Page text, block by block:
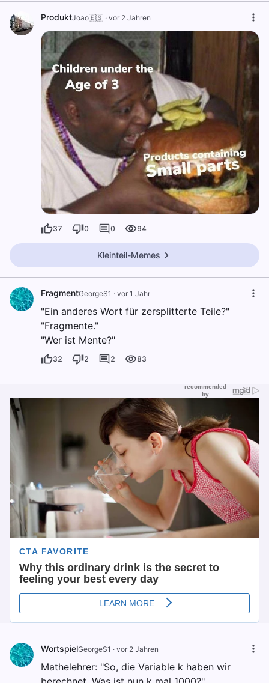
ProduktJoao🇪🇸 · vor 2 Jahren
37 0 0 94
Kleinteil-Memes
FragmentGeorgeS1 · vor 1 Jahr
"Ein anderes Wort für zersplitterte Teile?"
"Fragmente."
"Wer ist Mente?"
32 2 2 83
WortspielGeorgeS1 · vor 2 Jahren
Mathelehrer: "So, die Variable k haben wir